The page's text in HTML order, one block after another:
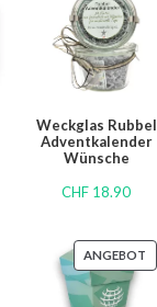
Weckglas Rubbel
Adventkalender
Wünsche
CHF 18.90
ANGEBOT